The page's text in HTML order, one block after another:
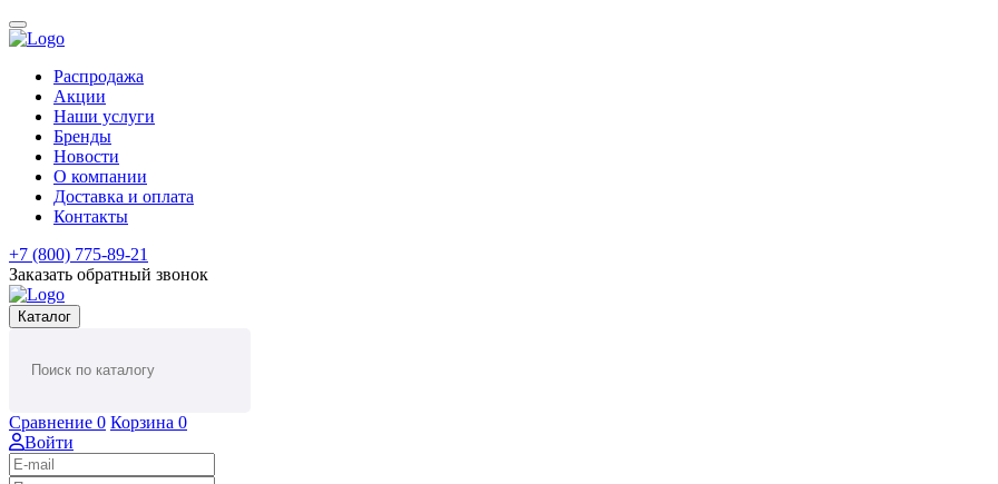
Распродажа
Акции
Наши услуги
Бренды
Новости
О компании
Доставка и оплата
Контакты
+7 (800) 775-89-21
Заказать обратный звонок
Каталог
Сравнение 0 Корзина 0
Войти